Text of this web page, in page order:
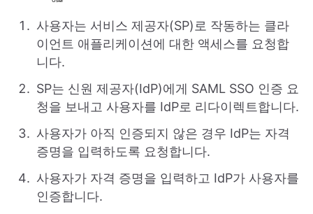
사용자는 서비스 제공자(SP)로 작동하는 클라
이언트 애플리케이션에 대한 액세스를 요청합
니다.
SP는 신원 제공자(IdP)에게 SAML SSO 인증 요
청을 보내고 사용자를 IdP로 리다이렉트합니다.
사용자가 아직 인증되지 않은 경우 IdP는 자격
증명을 입력하도록 요청합니다.
사용자가 자격 증명을 입력하고 IdP가 사용자를
인증합니다.